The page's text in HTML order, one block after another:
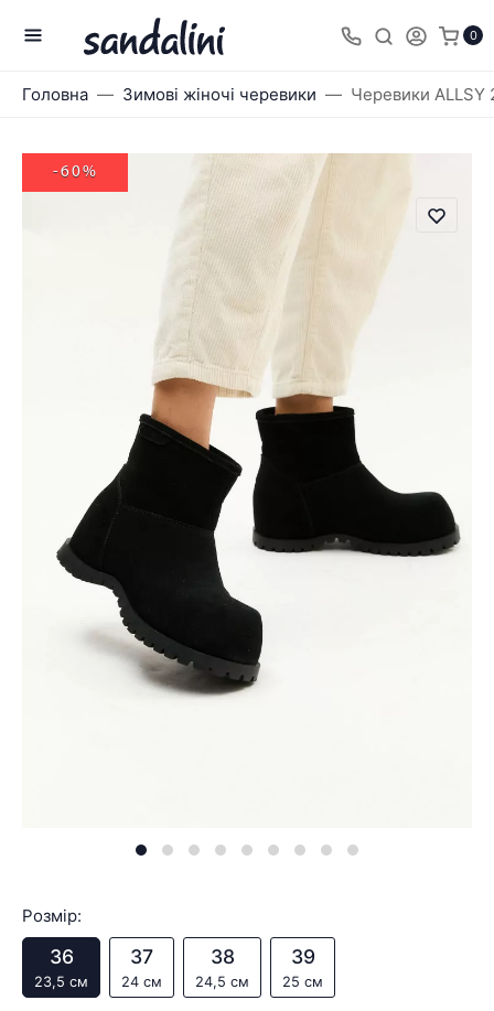
0
Головна Зимові жіночі черевики Черевики ALLSY
-60%
Розмір:
36
23,5 см
37
24 см
38
24,5 см
39
25 см